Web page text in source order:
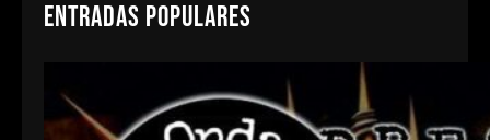
r
Entradas populares